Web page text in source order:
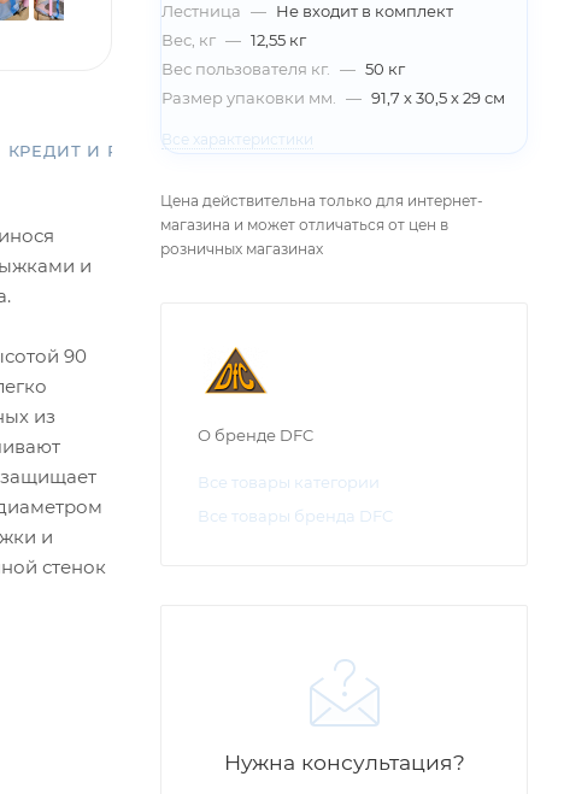
КРЕДИТ И РАССРОЧКА
и
90
из
защищает
и
стенок
Лестница — Не входит в комплект
Вес, кг — 12,55 кг
Вес пользователя кг.
— 50 кг
Размер упаковки мм.
— 91,7 х 30,5 х 29 см
Все характеристики
Цена действительна только для интернет-
магазина и может отличаться от цен в
розничных магазинах
О бренде DFC
Все товары категории
Все товары бренда DFC
Нужна консультация?